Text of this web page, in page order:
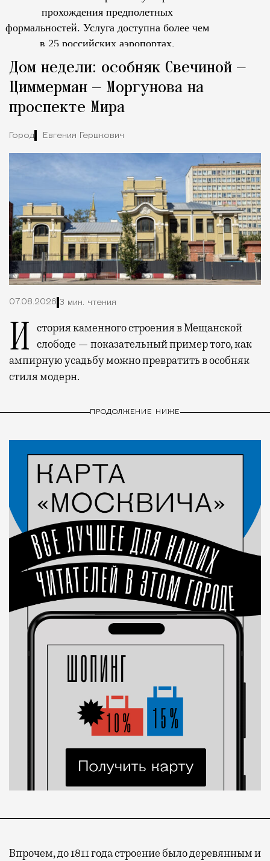
прохождения предполетных
формальностей. Услуга доступна более чем
в 25 российских аэропортах.
Дом недели: особняк Свечиной —
Циммерман — Моргунова на
проспекте Мира
Город Евгения Гершкович
07.08.2026 3 мин. чтения
История каменного строения в Мещанской слободе — показательный пример того, как
ампирную усадьбу можно превратить в особняк
стиля модерн.
ПРОДОЛЖЕНИЕ НИЖЕ
Впрочем, до 1811 года строение было деревянным и